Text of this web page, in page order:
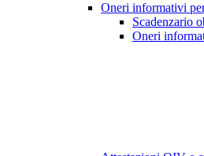
Oneri informativi
Scadenzario
Oneri